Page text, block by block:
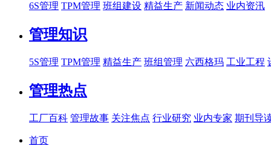
6S管理 TPM管理 班组建设 精益生产 新闻动态 业内资汛
管理知识
5S管理 TPM管理 精益生产 班组管理 六西格玛 工业工程
管理热点
工厂百科 管理故事 关注焦点 行业研究 业内专家 期刊导
首页